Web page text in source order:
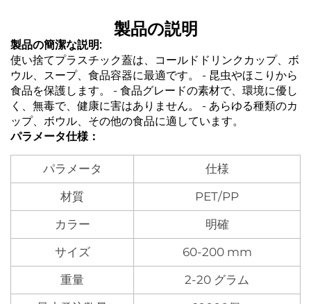
製品の説明
製品の簡潔な説明:
使い捨てプラスチック蓋は、コールドドリンクカップ、ボ
ウル、スープ、食品容器に最適です。 - 昆虫やほこりから
食品を保護します。 - 食品グレードの素材で、環境に優し
く、無毒で、健康に害はありません。 - あらゆる種類のカ
ップ、ボウル、その他の食品に適しています。
パラメータ仕様：
パラメータ
仕様
材質
PET/PP
カラー
明確
サイズ
60-200 mm
重量
2-20 グラム